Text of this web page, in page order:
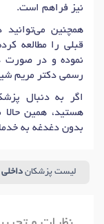
نیز فراهم است.
همچنین
قبلی را مطالعه
نموده و در صورت
رسمی دکتر مریم
اگر به دنبال
هستید، همین
بدون دغدغه به
لیست پزشکانداخلی